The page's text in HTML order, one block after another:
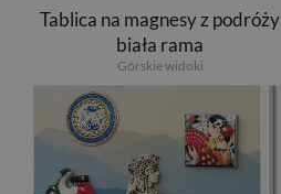
Tablica na magnesy z podróży
biała rama
Górskie widoki